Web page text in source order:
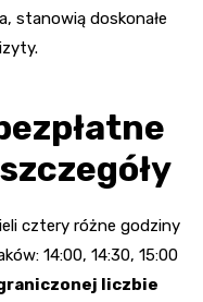
stanowią doskonałe
cztery różne godziny
14:00, 14:30, 15:00
liczbie